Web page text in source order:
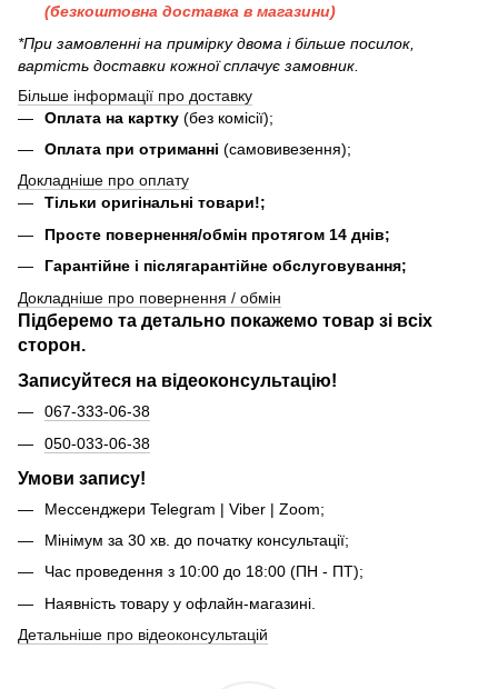
(безкоштовна доставка в магазини)
*При замовленні на примірку двома і більше посилок,
вартість доставки кожної сплачує замовник.
Більше інформації про доставку
Оплата на картку (без комісії);
Оплата при отриманні (самовивезення);
Докладніше про оплату
Тільки оригінальні товари!;
Просте повернення/обмін протягом 14 днів;
Гарантійне і післягарантійне обслуговування;
Докладніше про повернення / обмін
Підберемо та детально покажемо товар зі всіх
сторон.
Записуйтеся на відеоконсультацію!
067-333-06-38
050-033-06-38
Умови запису!
Мессенджери Telegram | Viber | Zoom;
Мінімум за 30 хв. до початку консультації;
Час проведення з 10:00 до 18:00 (ПН - ПТ);
Наявність товару у офлайн-магазині.
Детальніше про відеоконсультацій